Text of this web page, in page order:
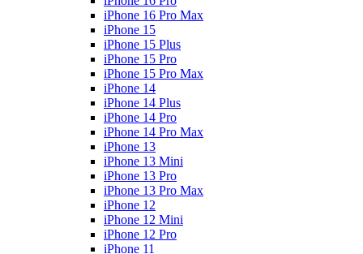
iPhone 16 Pro Max
iPhone 15
iPhone 15 Plus
iPhone 15 Pro
iPhone 15 Pro Max
iPhone 14
iPhone 14 Plus
iPhone 14 Pro
iPhone 14 Pro Max
iPhone 13
iPhone 13 Mini
iPhone 13 Pro
iPhone 13 Pro Max
iPhone 12
iPhone 12 Mini
iPhone 12 Pro
iPhone 11